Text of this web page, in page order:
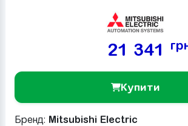
21 341
Купити
Бренд: Mitsubishi Electric